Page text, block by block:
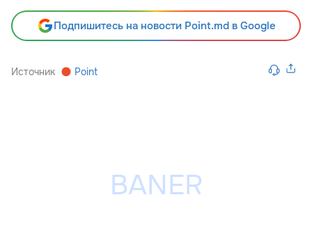
Подпишитесь на новости Point.md в Google
Источник Point